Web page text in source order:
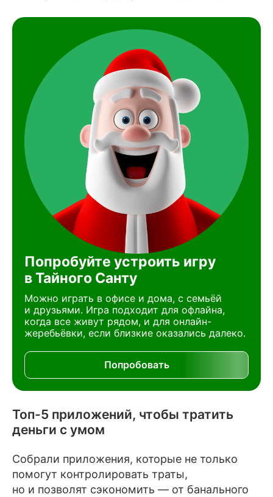
Попробуйте устроить игру
в Тайного Санту
Можно играть в офисе и дома, с семьёй
и друзьями. Игра подходит для офлайна,
когда все живут рядом, и для онлайн-
жеребьёвки, если близкие оказались далеко.
Попробовать
Топ-5 приложений, чтобы тратить
деньги с умом
Собрали приложения, которые не только
помогут контролировать траты,
но и позволят сэкономить — от банального